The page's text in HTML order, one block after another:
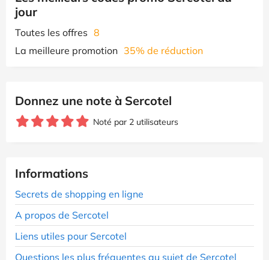
jour
Toutes les offres 8
La meilleure promotion 35% de réduction
Donnez une note à Sercotel
Noté par 2 utilisateurs
Informations
Secrets de shopping en ligne
A propos de Sercotel
Liens utiles pour Sercotel
Questions les plus fréquentes au sujet de Sercotel